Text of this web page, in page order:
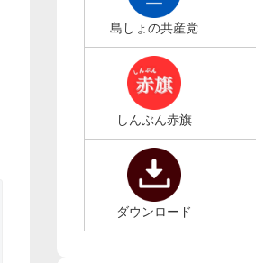
島しょの共産党
しんぶん赤旗
ダウンロード